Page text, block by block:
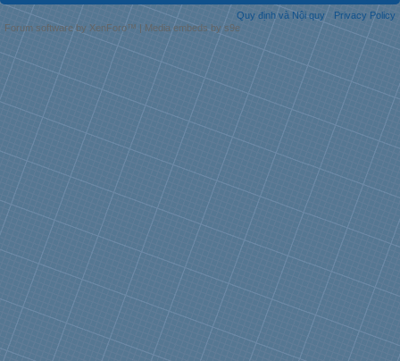
Quy định và Nội quy
Privacy Policy
Forum software by XenForo™ | Media embeds by s9e